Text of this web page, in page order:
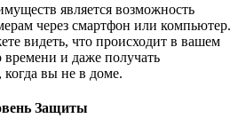
является возможность
через смартфон или компьютер.
видеть, что происходит в вашем
и даже получать
вы не в доме.
Защиты